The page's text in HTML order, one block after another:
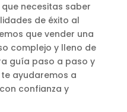
necesitas saber
de éxito al
que vender una
complejo y lleno de
guía paso a paso y
ayudaremos a
confianza y